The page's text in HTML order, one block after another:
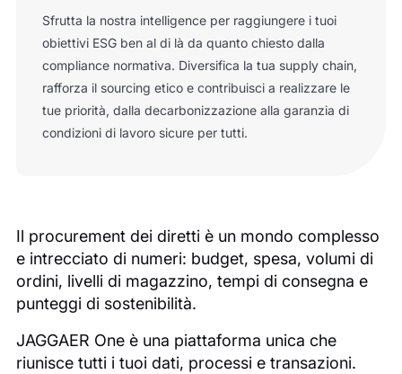
Sfrutta la nostra intelligence per raggiungere i tuoi
obiettivi ESG ben al di là da quanto chiesto dalla
compliance normativa. Diversifica la tua supply chain,
rafforza il sourcing etico e contribuisci a realizzare le
tue priorità, dalla decarbonizzazione alla garanzia di
condizioni di lavoro sicure per tutti.
Il procurement dei diretti è un mondo complesso
e intrecciato di numeri: budget, spesa, volumi di
ordini, livelli di magazzino, tempi di consegna e
punteggi di sostenibilità.
JAGGAER One è una piattaforma unica che
riunisce tutti i tuoi dati, processi e transazioni.